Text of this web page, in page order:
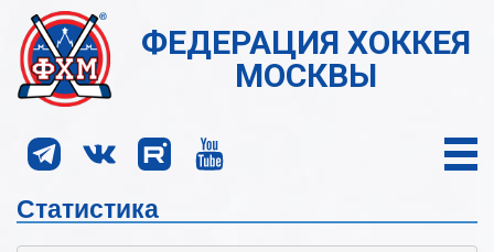
ФЕДЕРАЦИЯ ХОККЕЯ
МОСКВЫ
Статистика